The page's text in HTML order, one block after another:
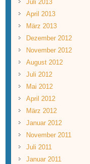
Juli 2013
April 2013
März 2013
Dezember 2012
November 2012
August 2012
Juli 2012
Mai 2012
April 2012
März 2012
Januar 2012
November 2011
Juli 2011
Januar 2011